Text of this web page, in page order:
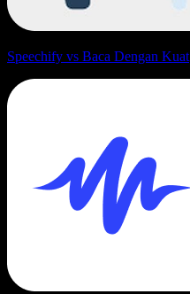
Speechify vs Baca Dengan Kuat